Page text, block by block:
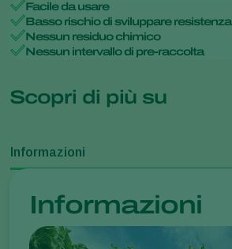
Facile da usare
Basso rischio di sviluppare resistenza
Nessun residuo chimico
Nessun intervallo di pre-raccolta
Scopri di più su
Informazioni
Informazioni